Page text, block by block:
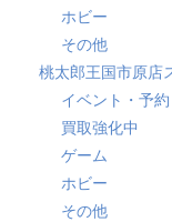
ホビー
その他
桃太郎王国市原店
イベント・予
買取強化中
ゲーム
ホビー
その他